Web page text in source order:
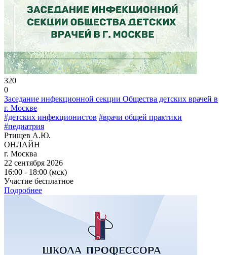
320
0
Заседание инфекционной секции Общества детских врачей в
г. Москве
#детских инфекционистов #врачи общей практики
#педиатрия
Ртищев А.Ю.
ОНЛАЙН
г. Москва
22 сентября 2026
16:00 - 18:00 (мск)
Участие бесплатное
Подробнее